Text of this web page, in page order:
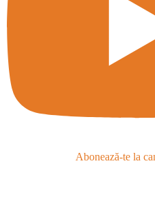
Abonează-te la